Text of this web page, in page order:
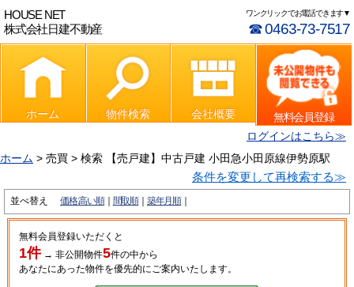
HOUSE NET
株式会社日建不動産
ワンクリックでお電話できます▼
☎ 0463-73-7517
ホーム 物件検索 会社概要
無料会員登録
ログインはこちら≫
ホーム > 売買 > 検索 【売戸建】中古戸建 小田急小田原線伊勢原駅
条件を変更して再検索する≫
並べ替え 価格:高い順 間取順 築年月順
無料会員登録いただくと
1件→ 非公開物件5件の中から
あなたにあった物件を優先的にご案内いたします。